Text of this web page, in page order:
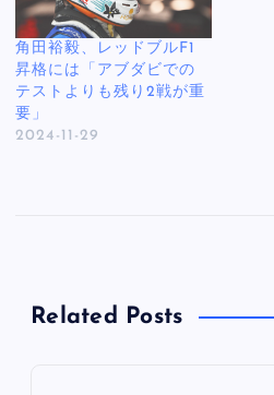
角田裕毅、レッドブルF1
昇格には「アブダビでの
テストよりも残り2戦が重
要」
2024-11-29
Related Posts